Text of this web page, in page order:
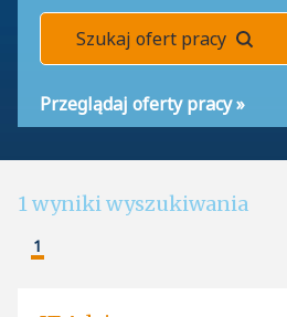
Szukaj ofert pracy
Przeglądaj oferty pracy»
1wyniki wyszukiwania
1